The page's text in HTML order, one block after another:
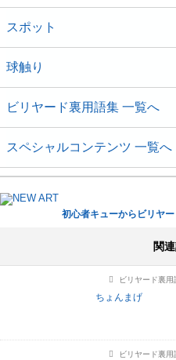
スポット
球触り
ビリヤード裏用語集 一覧へ
スペシャルコンテンツ 一覧へ
初心者キューからビリヤ
関
ビリヤード裏用
ちょんまげ
ビリヤード裏用